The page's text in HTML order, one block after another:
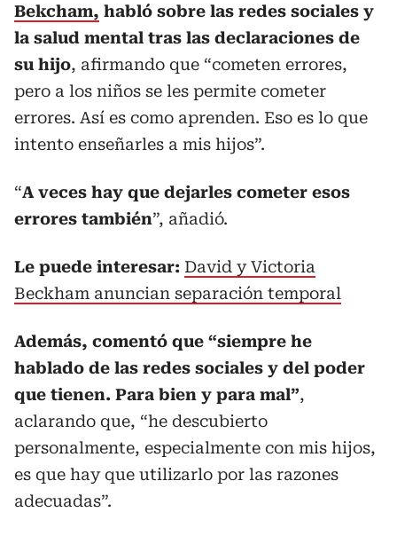
Bekcham, habló sobre las redes sociales y
la salud mental tras las declaraciones de
su hijo, afirmando que “cometen errores,
pero a los niños se les permite cometer
errores. Así es como aprenden. Eso es lo que
intento enseñarles a mis hijos”.
“A veces hay que dejarles cometer esos
errores también”, añadió.
Le puede interesar: David y Victoria
Beckham anuncian separación temporal
Además, comentó que “siempre he
hablado de las redes sociales y del poder
que tienen. Para bien y para mal”,
aclarando que, “he descubierto
personalmente, especialmente con mis hijos,
es que hay que utilizarlo por las razones
adecuadas”.